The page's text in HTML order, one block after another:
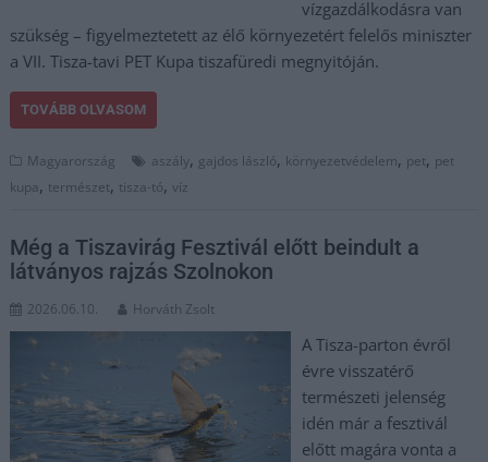
vízgazdálkodásra van
szükség – figyelmeztetett az élő környezetért felelős miniszter
a VII. Tisza-tavi PET Kupa tiszafüredi megnyitóján.
TOVÁBB OLVASOM
Magyarország aszály, gajdos lászló, környezetvédelem, pet, pet
kupa, természet, tisza-tó,víz
Még a Tiszavirág Fesztivál előtt beindult a
látványos rajzás Szolnokon
2026.06.10. Horváth Zsolt
A Tisza-parton évről
évre visszatérő
természeti jelenség
idén már a fesztivál
előtt magára vonta a